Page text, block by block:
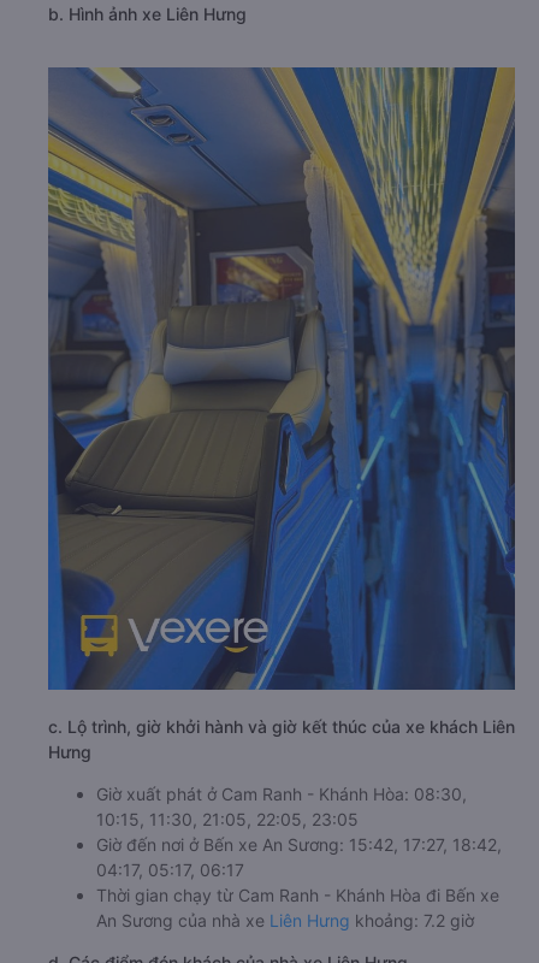
b. Hình ảnh xe Liên Hưng
c. Lộ trình, giờ khởi hành và giờ kết thúc của xe khách Liên
Hưng
Giờ xuất phát ở Cam Ranh - Khánh Hòa: 08:30,
10:15, 11:30, 21:05, 22:05, 23:05
Giờ đến nơi ở Bến xe An Sương: 15:42, 17:27, 18:42,
04:17, 05:17, 06:17
Thời gian chạy từ Cam Ranh - Khánh Hòa đi Bến xe
An Sương của nhà xe Liên Hưng khoảng: 7.2 giờ